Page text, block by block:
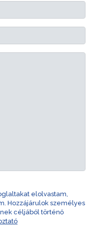
elolvastam,
Hozzájárulok személyes
céljából történő